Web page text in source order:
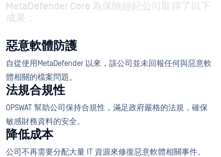
MetaDefender Core 為保險經紀公司取得了以下
成果：
惡意軟體防護
自從使用MetaDefender 以來，該公司並未回報任何與惡意軟
體相關的檔案問題。
法規合規性
OPSWAT 幫助公司保持合規性，滿足政府嚴格的法規，確保
敏感財務資料的安全。
降低成本
公司不再需要分配大量 IT 資源來修復惡意軟體相關事件。